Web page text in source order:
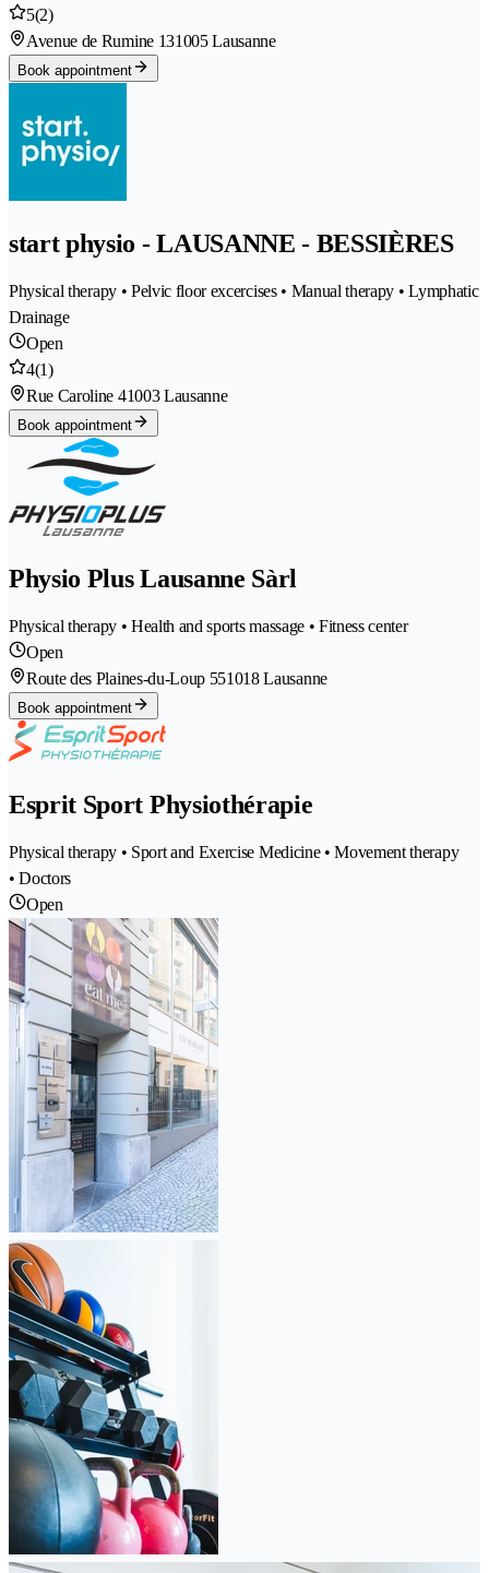
5(2)
Avenue de Rumine 131005 Lausanne
Book appointment
start physio - LAUSANNE - BESSIÈRES
Physical therapy • Pelvic floor excercises • Manual therapy • Lymphatic
Drainage
Open
4(1)
Rue Caroline 41003 Lausanne
Book appointment
Physio Plus Lausanne Sàrl
Physical therapy • Health and sports massage • Fitness center
Open
Route des Plaines-du-Loup 551018 Lausanne
Book appointment
Esprit Sport Physiothérapie
Physical therapy • Sport and Exercise Medicine • Movement therapy
• Doctors
Open